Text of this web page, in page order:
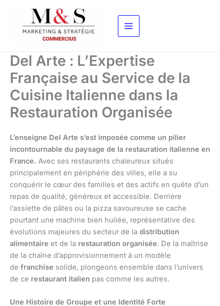
contenu
Del Arte : L’Expertise
Française au Service de la
Cuisine Italienne dans la
Restauration Organisée
L’enseigne Del Arte s’est imposée comme un pilier
incontournable du paysage de la restauration italienne en
France. Avec ses restaurants chaleureux situés
principalement en périphérie des villes, elle a su
conquérir le cœur des familles et des actifs en quête d’un
repas de qualité, généreux et accessible. Derrière
l’assiette de pâtes ou la pizza savoureuse se cache
pourtant une machine bien huilée, représentative des
évolutions majeures du secteur de la distribution
alimentaire et de la restauration organisée. De la maîtrise
de la chaîne d’approvisionnement à un modèle
de franchise solide, plongeons ensemble dans l’univers
de ce restaurant italien pas comme les autres.
Une Histoire de Groupe et une Identité Forte